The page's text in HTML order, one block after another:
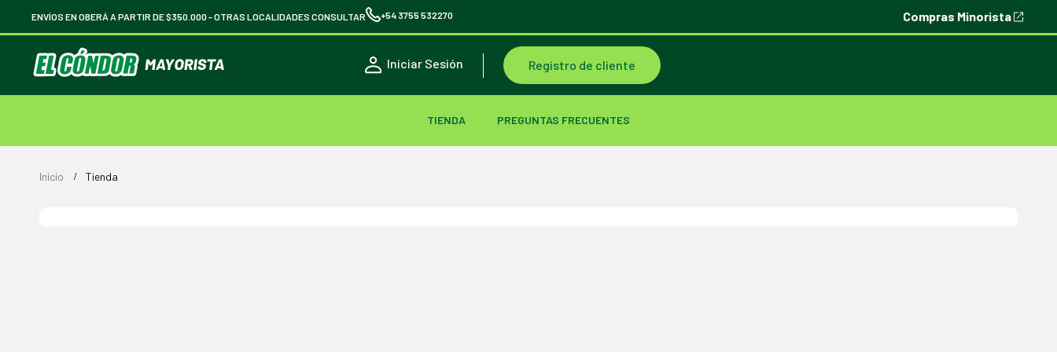
ENVÍOS EN OBERÁ A PARTIR DE $350.000 -OTRAS LOCALIDADES CONSULTAR +54 3755 532270 Compras Minorista
Iniciar Sesión Registro de cliente
TIENDA PREGUNTAS FRECUENTES
Inicio Tienda